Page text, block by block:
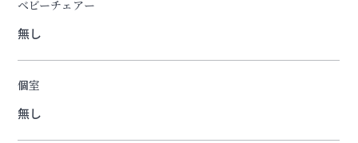
ベビーチェアー
無し
個室
無し